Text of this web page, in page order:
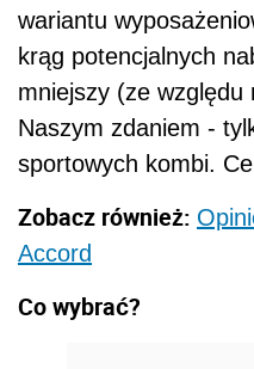
wariantu
krąg potencjalnych
mniejszy (ze względu
Naszym zdaniem -
sportowych kombi.
Zobacz również:
Accord
Co wybrać?